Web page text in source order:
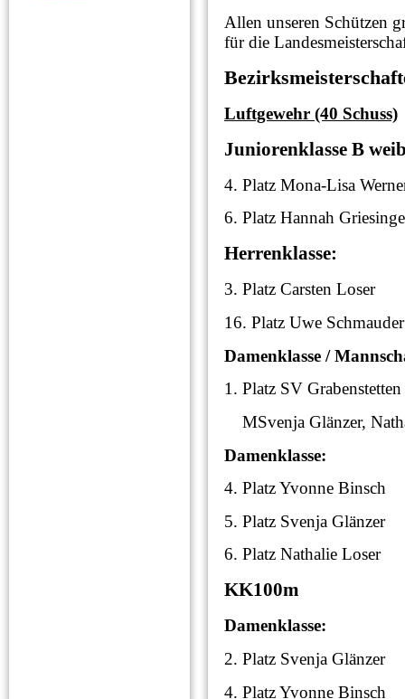
Allen unseren Schützen
für die
Luftgewehr (40 Schuss)
Juniorenklasse B
4. Platz Mona-Lisa
6. Platz Hannah
Herrenklasse:
3. Platz Carsten
16. Platz Uwe
Damenklasse /
1. Platz SV
MSvenja Glänzer,
Damenklasse:
4. Platz Yvonne
5. Platz Svenja
6. Platz Nathalie
KK100m
Damenklasse:
2. Platz Svenja
4. Platz Yvonne